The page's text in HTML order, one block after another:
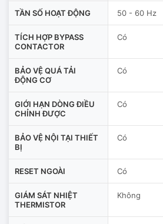
TẦN SỐ HOẠT ĐỘNG 50 - 60 Hz
TÍCH HỢP BYPASS
CONTACTOR
Có
BẢO VỆ QUÁ TẢI
ĐỘNG CƠ
Có
GIỚI HẠN DÒNG ĐIỀU
CHỈNH ĐƯỢC
Có
BẢO VỆ NỘI TẠI THIẾT
BỊ
Có
RESET NGOÀI Có
GIÁM SÁT NHIỆT
THERMISTOR
Không